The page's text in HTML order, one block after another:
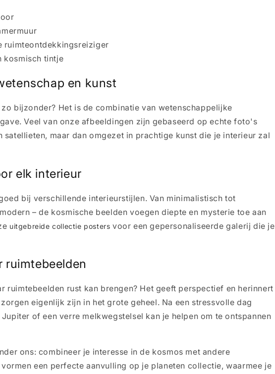
ruimteontdekkingsreiziger
kosmisch tintje
en kunst
zo bijzonder? Het is de combinatie van wetenschappelijke
Veel van onze afbeeldingen zijn gebaseerd op echte foto's
maar dan omgezet in prachtige kunst die je interieur zal
elk interieur
bij verschillende interieurstijlen. Van minimalistisch tot
– de kosmische beelden voegen diepte en mysterie toe aan
uitgebreide collectie posters voor een gepersonaliseerde galerij die je
ruimtebeelden
ruimtebeelden rust kan brengen? Het geeft perspectief en herinnert
eigenlijk zijn in het grote geheel. Na een stressvolle dag
of een verre melkwegstelsel kan je helpen om te ontspannen
ons: combineer je interesse in de kosmos met andere
vormen een perfecte aanvulling op je planeten collectie, waarmee je